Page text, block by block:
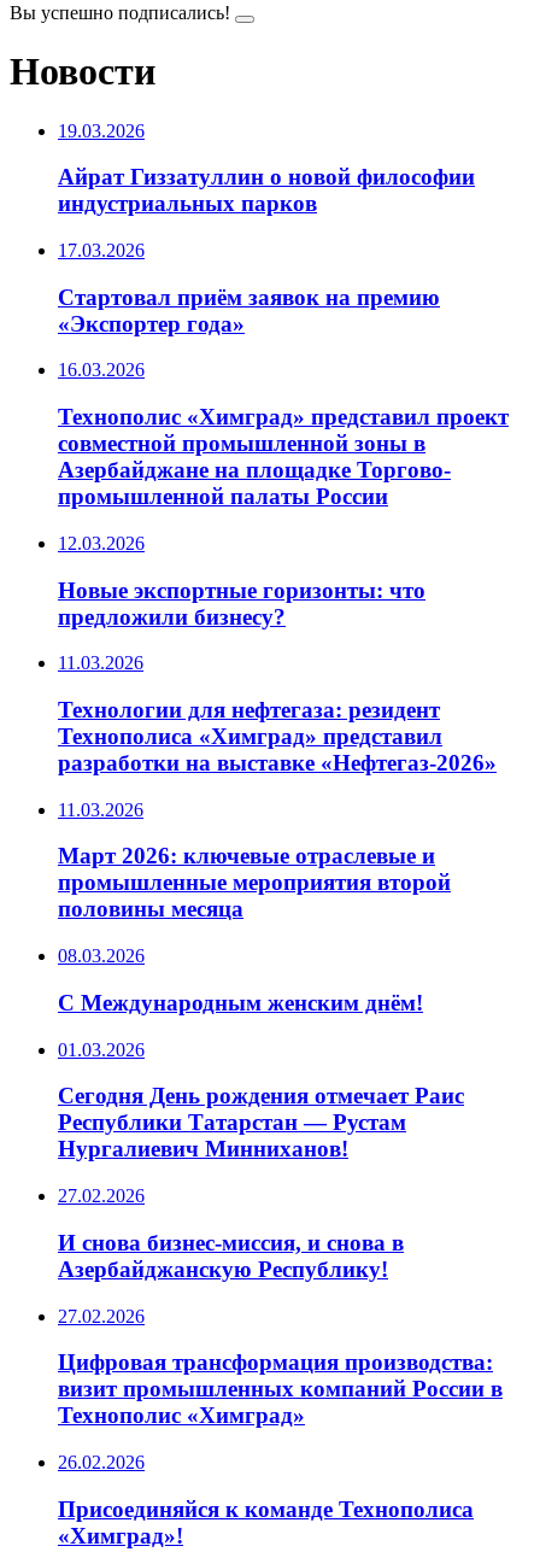
Вы успешно подписались!
Новости
19.03.2026
️Айрат Гиззатуллин о новой философии
индустриальных парков
17.03.2026
️Стартовал приём заявок на премию
«Экспортер года»
16.03.2026
Технополис «Химград» представил проект
совместной промышленной зоны в
Азербайджане на площадке Торгово-
промышленной палаты России
12.03.2026
Новые экспортные горизонты: что
предложили бизнесу?
11.03.2026
Технологии для нефтегаза: резидент
Технополиса «Химград» представил
разработки на выставке «Нефтегаз-2026»
11.03.2026
Март 2026: ключевые отраслевые и
промышленные мероприятия второй
половины месяца
08.03.2026
С Международным женским днём!
01.03.2026
Сегодня День рождения отмечает Раис
Республики Татарстан — Рустам
Нургалиевич Минниханов!
27.02.2026
И снова бизнес-миссия, и снова в
Азербайджанскую Республику!
27.02.2026
Цифровая трансформация производства:
визит промышленных компаний России в
Технополис «Химград»
26.02.2026
Присоединяйся к команде Технополиса
«Химград»!